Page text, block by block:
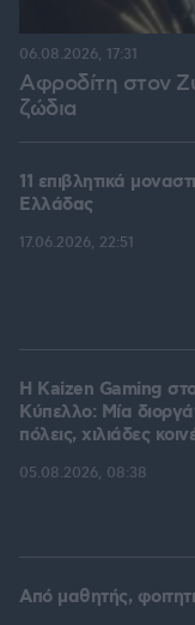
Αφροδίτη στον
ζώδια
06.08.2026, 17:31
11 επιβλητικά
Ελλάδας
17.06.2026, 22:51
H Kaizen Gaming
Kύπελλο: Μία
πόλεις, χιλιάδες
05.08.2026, 08:38
Από μαθητής,